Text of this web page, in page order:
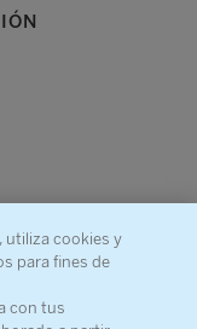
actividad
utiliza cookies y
para fines de
con tus